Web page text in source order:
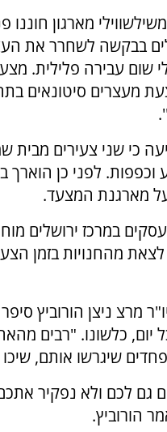
מארגון
בבקשה לשחרר את
שום עבירה פלילית.
מעצרים סיטונאים
כי שני צעירים מבית
מארגנת המצעד.
במרכז ירושלים
מהחנויות בזמן
מרצ ניצן הורוביץ
יום, כלשונו. "רבים
שיגרשו אותם,
גם לכם ולא נפקיר
הורוביץ.